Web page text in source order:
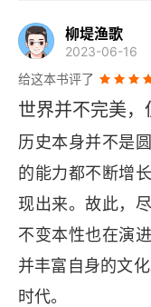
来，没有希望。
代。因为人类向
人类思想碰撞产
平，生产力一直
老龄化、全球
机… 都在人类科
感性悲观派的问
（照这样下去
柳堤渔歌
2023-06-16
给这本书评了
世界并不完美，
历史本身并不是
的能力都不断增
现出来。故此，
不变本性也在演
并丰富自身的文
时代。